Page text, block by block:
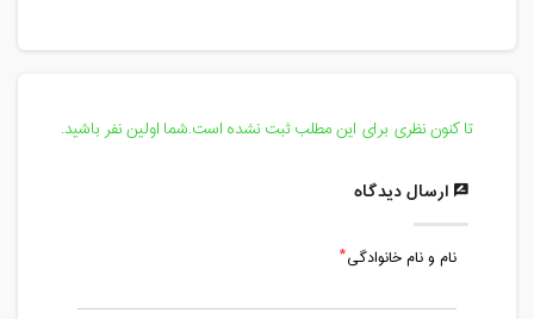
تا کنون نظری برای این مطلب ثبت نشده است.شما اولین نفر باشید.
ارسال دیدگاه
نام و نام خانوادگی